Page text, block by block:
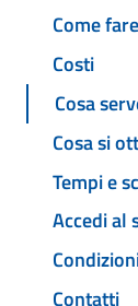
Come fare
Costi
Cosa
Cosa si
Tempi e
Accedi al
Contatti